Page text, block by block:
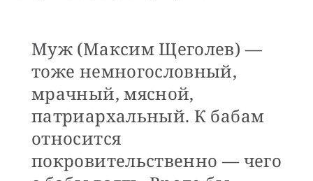
Муж (Максим Щеголев) —
тоже немногословный,
мрачный, мясной,
патриархальный. К бабам
относится
покровительственно — чего